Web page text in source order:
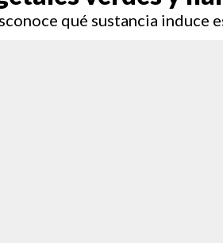
qué sustancia induce